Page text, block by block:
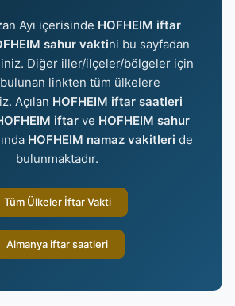
Ayı içerisinde HOFHEIM iftar
sahur vaktini bu sayfadan
Diğer iller/ilçeler/bölgeler için
bulunan linkten tüm ülkelere
Açılan HOFHEIM iftar saatleri
iftar ve HOFHEIM sahur
HOFHEIM namaz vakitleri de
bulunmaktadır.
Tüm Ülkeler İftar Vakti
Almanya iftar saatleri